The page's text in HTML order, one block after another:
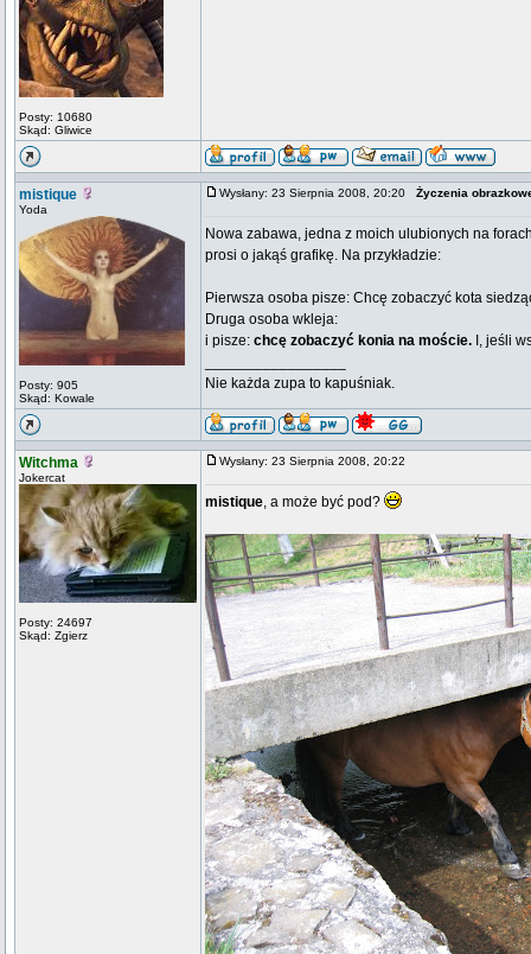
Posty: 10680
Skąd: Gliwice
mistique
Yoda
Posty: 905
Skąd: Kowale
Wysłany: 23 Sierpnia 2008, 20:20 Życzenia
Nowa zabawa, jedna z moich ulubionych na
prosi o jakąś grafikę. Na przykładzie:
Pierwsza osoba pisze: Chcę zobaczyć kota
Druga osoba wkleja:
i pisze: chcę zobaczyć konia na moście. I, jeśli
Nie każda zupa to kapuśniak.
Witchma
Jokercat
Posty: 24697
Skąd: Zgierz
Wysłany: 23 Sierpnia 2008, 20:22
mistique, a może być pod?